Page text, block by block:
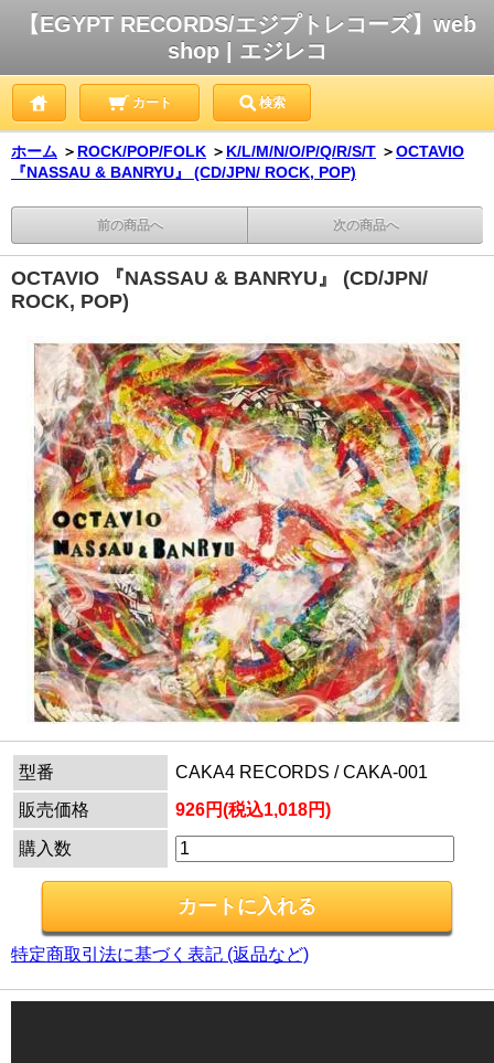
【EGYPT RECORDS/エジプトレコーズ】web
shop | エジレコ
カート 検索
ホーム ＞ ROCK/POP/FOLK ＞ K/L/M/N/O/P/Q/R/S/T ＞OCTAVIO
『NASSAU & BANRYU』 (CD/JPN/ ROCK, POP)
前の商品へ 次の商品へ
OCTAVIO 『NASSAU & BANRYU』 (CD/JPN/
ROCK, POP)
型番
CAKA4 RECORDS / CAKA-001
販売価格
926円(税込1,018円)
購入数
特定商取引法に基づく表記 (返品など)